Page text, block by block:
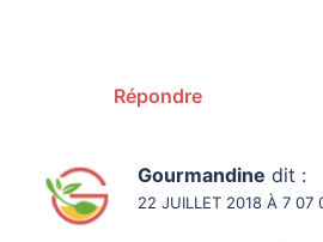
Répondre
Gourmandine dit :
22 JUILLET 2018 À 7 07